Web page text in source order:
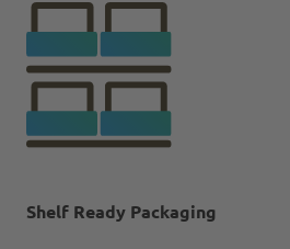
Shelf Ready Packaging